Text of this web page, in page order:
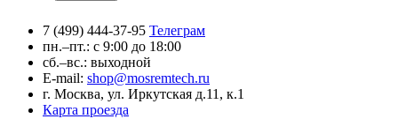
7 (499) 444-37-95 Телеграм
пн.–пт.: с 9:00 до 18:00
сб.–вс.: выходной
E-mail: shop@mosremtech.ru
г. Москва, ул. Иркутская д.11, к.1
Карта проезда